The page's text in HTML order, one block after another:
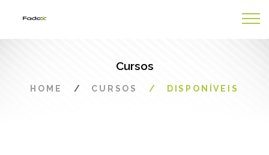
Cursos
HOME CURSOS DISPONÍVEIS